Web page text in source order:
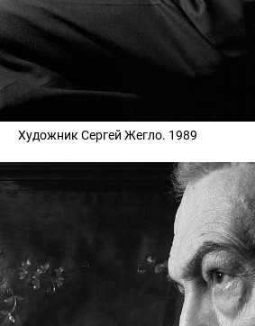
Художник Сергей Жегло. 1989